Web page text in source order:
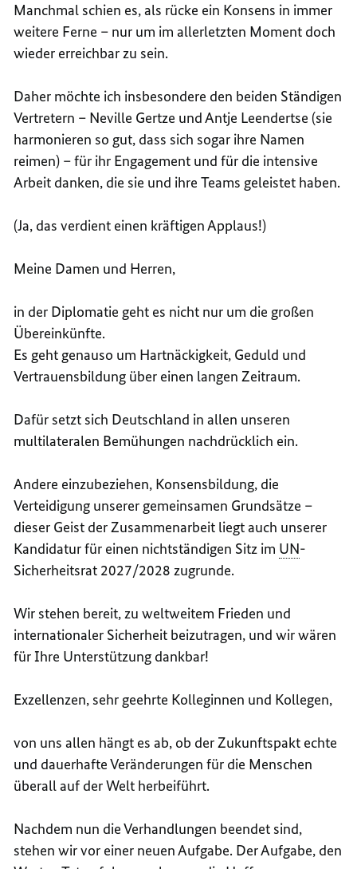
Manchmal schien es, als rücke ein Konsens in immer
weitere Ferne – nur um im allerletzten Moment doch
wieder erreichbar zu sein.
Daher möchte ich insbesondere den beiden Ständigen
Vertretern – Neville Gertze und Antje Leendertse (sie
harmonieren so gut, dass sich sogar ihre Namen
reimen) – für ihr Engagement und für die intensive
Arbeit danken, die sie und ihreTeams geleistet haben.
(Ja, das verdient einen kräftigen Applaus!)
Meine Damen und Herren,
in der Diplomatie geht es nicht nur um die großen
Übereinkünfte.
Es geht genauso um Hartnäckigkeit, Geduld und
Vertrauensbildung über einen langen Zeitraum.
Dafür setzt sich Deutschland in allen unseren
multilateralen Bemühungen nachdrücklich ein.
Andere einzubeziehen, Konsensbildung, die
Verteidigung unserer gemeinsamen Grundsätze –
dieser Geist der Zusammenarbeit liegt auch unserer
Kandidatur für einen nichtständigen Sitz im UN-
Sicherheitsrat 2027/2028 zugrunde.
Wir stehen bereit, zu weltweitem Frieden und
internationaler Sicherheit beizutragen, und wir wären
für Ihre Unterstützung dankbar!
Exzellenzen, sehr geehrte Kolleginnen und Kollegen,
von uns allen hängt es ab, ob der Zukunftspakt echte
und dauerhafte Veränderungen für die Menschen
überall auf der Welt herbeiführt.
Nachdem nun die Verhandlungen beendet sind,
stehen wir vor einer neuen Aufgabe. Der Aufgabe, den